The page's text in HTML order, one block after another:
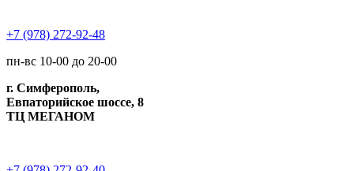
+7 (978) 272-92-48
пн-вс 10-00 до 20-00
г. Симферополь,
Евпаторийское шоссе, 8
ТЦ МЕГАНОМ